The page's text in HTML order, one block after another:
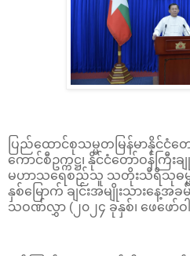
ပြည်ထောင်စုသမ္မတမြန်မာနိုင်ငံတ
ကောင်စီဥက္ကဋ္ဌ၊ နိုင်ငံတော်ဝန်ကြီ
မဟာသရေစည်သူ သတိုးသီရိသုဓမ္မ
နှစ်မြောက် ချင်းအမျိုးသားနေ့အ
သဝဏ်လွှာ (၂၀၂၄ ခုနှစ်၊ ဖေဖော်